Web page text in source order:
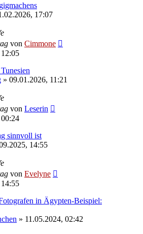
17:07
von Cimmone
» 09.01.2026, 11:21
von Leserin
sinnvoll ist
14:55
von Evelyne
in Ägypten-Beispiel:
» 11.05.2024, 02:42